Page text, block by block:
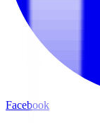
Facebook